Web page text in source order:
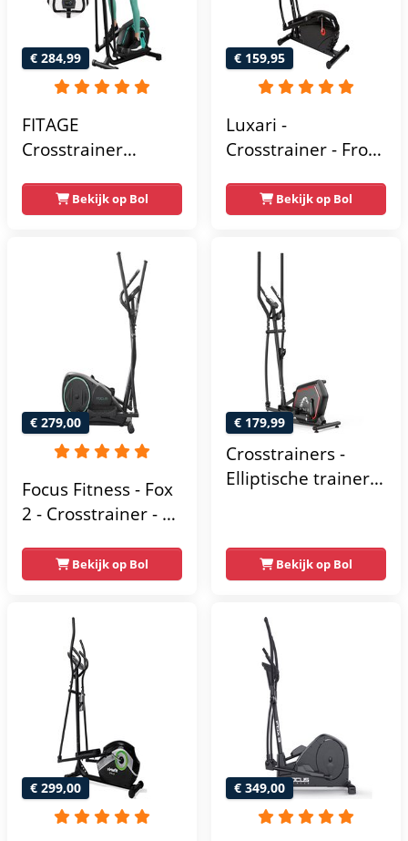
€ 284,99
FITAGE
Crosstrainer
Crosstrainers met
Bluetooth Kinomap
& Zwift - Fitness
Trainer met 24
trainingsprogramma’s
- Nauwkeurige
Hartslagmeter
Bekijk op Bol
€ 159,95
Luxari -
Crosstrainer - Front
hartslagfunctie en
tablethouder -
Elliptische Trainer -
Crosstrainer
Fitness
Bekijk op Bol
€ 279,00
Focus Fitness - Fox
2 - Crosstrainer - 16
Weerstandsniveaus
Bekijk op Bol
€ 179,99
Crosstrainers -
Elliptische trainer
- Magnetische
weerstand met 16
scherm - Zwart
Bekijk op Bol
€ 299,00 € 349,00